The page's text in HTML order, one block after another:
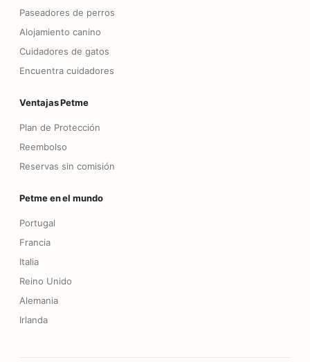
Paseadores de perros
Alojamiento canino
Cuidadores de gatos
Encuentra cuidadores
Ventajas Petme
Plan de Protección
Reembolso
Reservas sin comisión
Petme en el mundo
Portugal
Francia
Italia
Reino Unido
Alemania
Irlanda